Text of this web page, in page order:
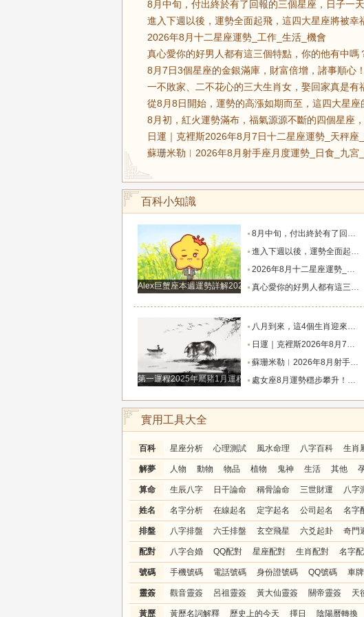
8月中旬，付出終於有了回報的三個星座，日子一
進入下週以後，運勢全面起飛，這四大星座將被
2026年8月十二星座運勢_工作_生活_機會
真心愛你的好男人都有這三個特點，你的他有中嗎
8月7日3個星座的金銀滿庫，財富倍增，諸事順心
一不敗家、二不花心的三大生肖女，娶回家真是
從8月8日開始，運勢的高漲如期而至，這四大星
8月初，紅火運勢滿布，福氣源源不斷的四個星座
日運｜克裡斯2026年8月7日十二星座運勢_天秤座
蘇珊米勒︱2026年8月射手座月度運勢_日食_九宮
百科小知識
Alex巨蟹座本週運勢詳解2024.12.23-12.29
8月中旬，付出終於有了回報的三個星座，日子一天天好起來_那件_時間_結果
進入下週以後，運勢全面起飛，這四大星座將被幸福緊緊擁抱_幸福感_向遠方_週是
2026年8月十二星座運勢_工作_生活_機會
真心愛你的好男人都有這三個特點，你的他有中嗎？_愛情_特質_責任感
第一運程2025年屬豬1月運程解析
八月到來，這4個生肖迎來轉運巔峰，財運擋不住，喜事登門！_機會_本命年_龍人
日運｜克裡斯2026年8月7日十二星座運勢_天秤座_金星_主動
蘇珊米勒︱2026年8月射手座月度運勢_日食_九宮_伴侶
處女座8月運勢穩步攀升！打磨細節，付出皆有回響好運連連_工作_過往_月度
實用工具大全
百科 星座分析 心理測試 風水命理 八字百科 生肖
解夢 人物 動物 物品 植物 鬼神 生活 其他
算命 生辰八字 日干論命 稱骨論命 三世財運 八字
姓名 名字分析 在線起名 定字起名 公司起名 名字
排盤 八字排盤 六壬排盤 玄空飛星 六爻起卦 奇門
配對 八字合婚 QQ配對 星座配對 生肖配對 名字
號碼 手機號碼 電話號碼 身份證號碼 QQ號碼 車
靈簽 觀音靈簽 呂祖靈簽 黃大仙靈簽 關帝靈簽 天
黃歷 黃歷名詞解釋 歷史上的今天 擇日 陰陽曆轉換